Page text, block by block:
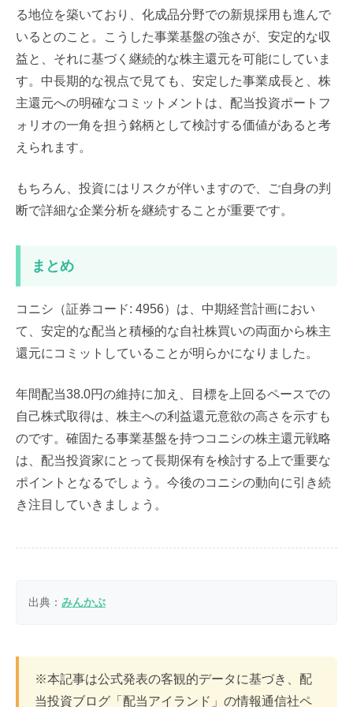
る地位を築いており、化成品分野での新規採用も進んで
いるとのこと。こうした事業基盤の強さが、安定的な収
益と、それに基づく継続的な株主還元を可能にしていま
す。中長期的な視点で見ても、安定した事業成長と、株
主還元への明確なコミットメントは、配当投資ポートフ
ォリオの一角を担う銘柄として検討する価値があると考
えられます。
もちろん、投資にはリスクが伴いますので、ご自身の判
断で詳細な企業分析を継続することが重要です。
まとめ
コニシ（証券コード: 4956）は、中期経営計画におい
て、安定的な配当と積極的な自社株買いの両面から株主
還元にコミットしていることが明らかになりました。
年間配当38.0円の維持に加え、目標を上回るペースでの
自己株式取得は、株主への利益還元意欲の高さを示すも
のです。確固たる事業基盤を持つコニシの株主還元戦略
は、配当投資家にとって長期保有を検討する上で重要な
ポイントとなるでしょう。今後のコニシの動向に引き続
き注目していきましょう。
出典： みんかぶ
※本記事は公式発表の客観的データに基づき、配
当投資ブログ「配当アイランド」の情報通信社ペ